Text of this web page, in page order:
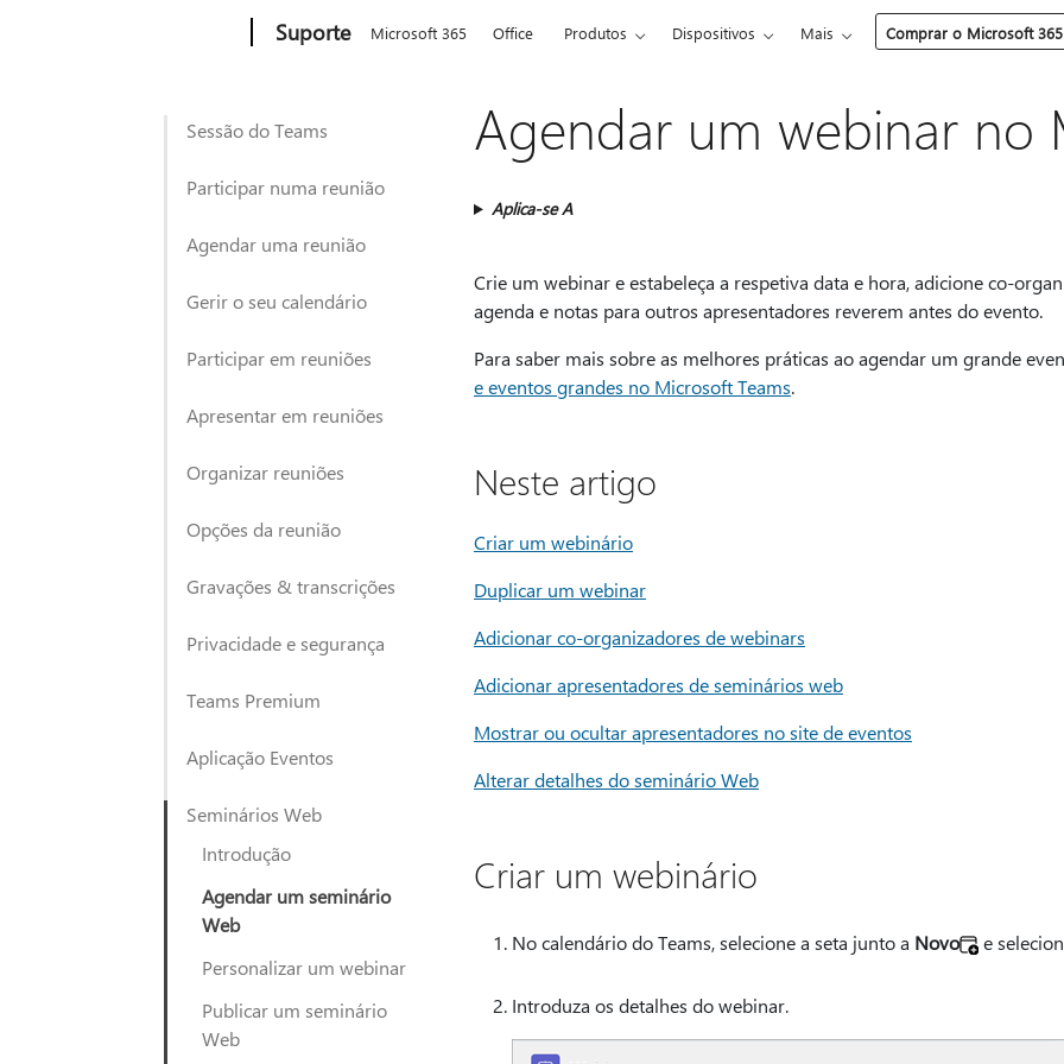
Suporte Microsoft 365 Office Produtos Dispositivos Mais Comprar o Microsoft 365
Sessão do Teams
Participar numa reunião
Agendar uma reunião
Gerir o seu calendário
Participar em reuniões
Apresentar em reuniões
Organizar reuniões
Opções da reunião
Gravações & transcrições
Privacidade e segurança
Teams Premium
Aplicação Eventos
Seminários Web
Introdução
Agendar um seminário
Web
Personalizar um webinar
Publicar um seminário
Web
Agendar um webinar no
Aplica-se A
Crie um webinar e estabeleça a respetiva data e hora, adicione co-
agenda e notas para outros apresentadores reverem antes do evento.
Para saber mais sobre as melhores práticas ao agendar um grande
e eventos grandes no Microsoft Teams.
Neste artigo
Criar um webinário
Duplicar um webinar
Adicionar co-organizadores de webinars
Adicionar apresentadores de seminários web
Mostrar ou ocultar apresentadores no site de eventos
Alterar detalhes do seminário Web
Criar um webinário
No calendário do Teams, selecione a seta junto a Novo e
Introduza os detalhes do webinar.